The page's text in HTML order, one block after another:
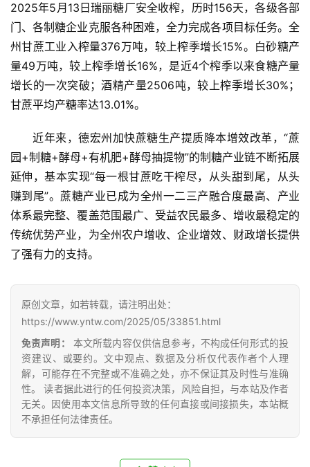
首
页
云
糖
网
公
众
号
现
货
价
专
题
2025年5月13日瑞丽糖厂安全收榨，历时156天，各级各部
门、各制糖企业克服各种困难，全力完成各项目标任务。全
州甘蔗工业入榨量376万吨，较上榨季增长15%。白砂糖产
量49万吨，较上榨季增长16%，是近4个榨季以来食糖产量
增长的一次突破；酒精产量2506吨，较上榨季增长30%；
甘蔗平均产糖率达13.01%。
近年来，德宏州加快蔗糖生产提质降本增效改革，“蔗
园+制糖+酵母+有机肥+酵母抽提物”的制糖产业链不断拓展
延伸，基本实现“每一根甘蔗吃干榨尽，从头甜到尾，从头
赚到尾”。蔗糖产业已成为全州一二三产融合度最高、产业
体系最完整、覆盖范围最广、受益农民最多、增收最稳定的
传统优势产业，为全州农户增收、企业增效、财政增长提供
了强有力的支持。
原创文章，如若转载，请注明出处：
https://www.yntw.com/2025/05/33851.html
免责声明：
本文所载内容仅供信息参考，不构成任何形式的投
资建议、或要约。文中观点、数据及分析仅代表作者个人理
解，可能存在不完整或不准确之处，亦不保证其及时性与准确
性。 读者据此进行的任何投资决策，风险自担，与本站及作者
无关。因使用本文信息所导致的任何直接或间接损失，本站概
不承担任何法律责任。